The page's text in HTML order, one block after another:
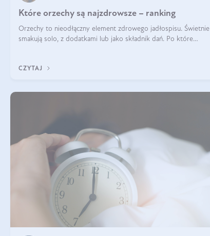
Które orzechy są najzdrowsze – ranking
Orzechy to nieodłączny element zdrowego jadłospisu. Świetnie
smakują solo, z dodatkami lub jako składnik dań. Po które
CZYTAJ